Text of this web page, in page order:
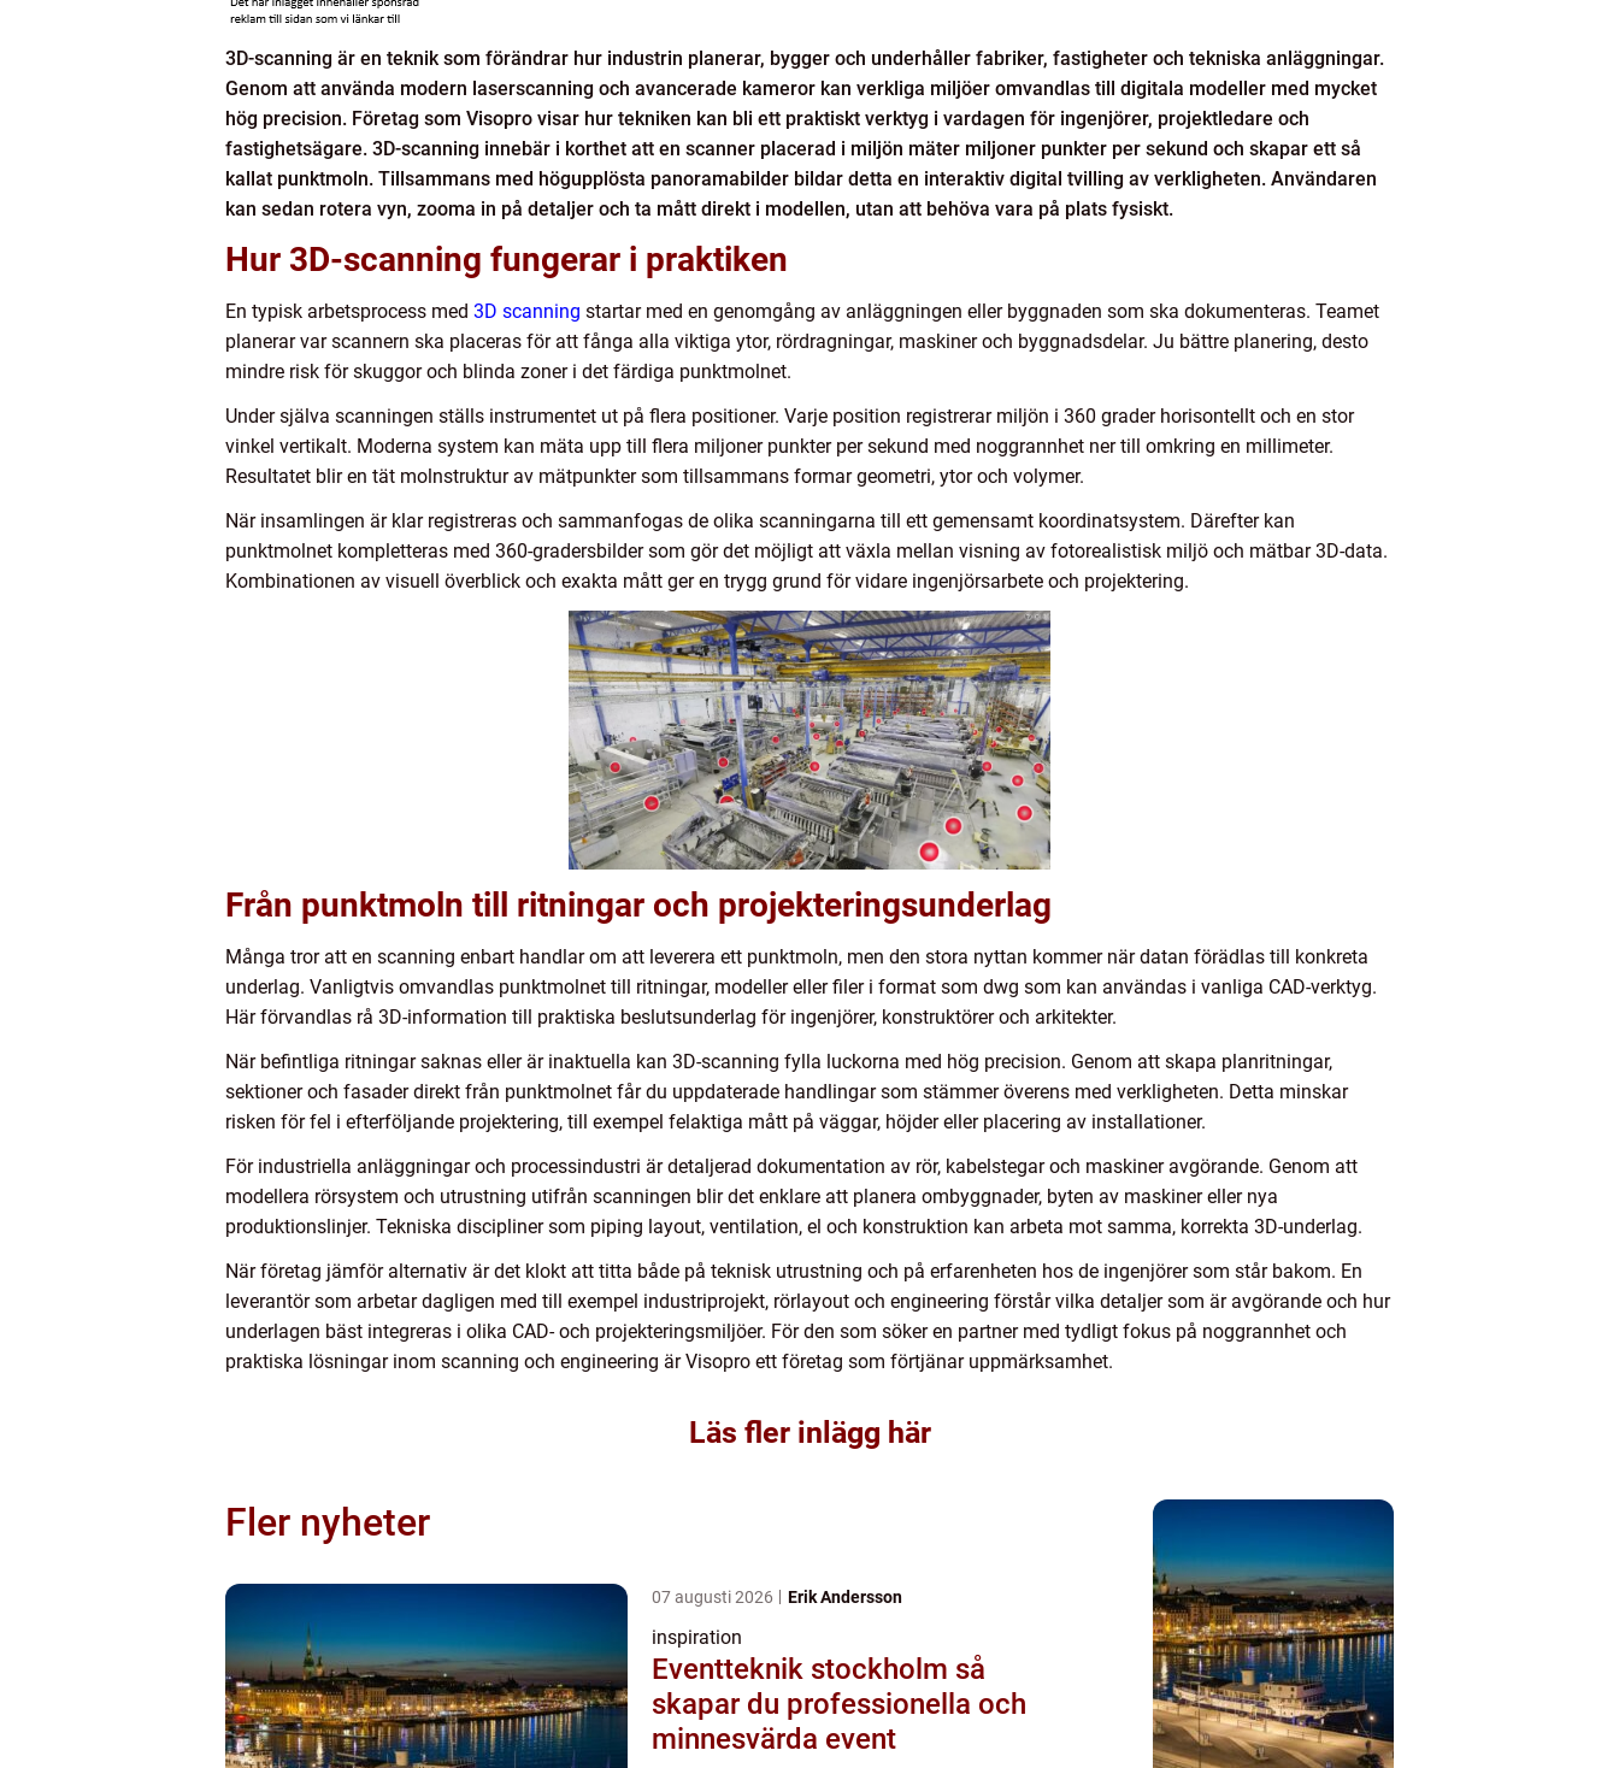
3D-scanning är en teknik som förändrar hur industrin planerar, bygger och underhåller fabriker, fastigheter och tekniska anläggningar.
Genom att använda modern laserscanning och avancerade kameror kan verkliga miljöer omvandlas till digitala modeller med mycket
hög precision. Företag som Visopro visar hur tekniken kan bli ett praktiskt verktyg i vardagen för ingenjörer, projektledare och
fastighetsägare. 3D-scanning innebär i korthet att en scanner placerad i miljön mäter miljoner punkter per sekund och skapar ett så
kallat punktmoln. Tillsammans med högupplösta panoramabilder bildar detta en interaktiv digital tvilling av verkligheten. Användaren
kan sedan rotera vyn, zooma in på detaljer och ta mått direkt i modellen, utan att behöva vara på plats fysiskt.
Hur 3D-scanning fungerar i praktiken
En typisk arbetsprocess med 3D scanning startar med en genomgång av anläggningen eller byggnaden som ska dokumenteras. Teamet
planerar var scannern ska placeras för att fånga alla viktiga ytor, rördragningar, maskiner och byggnadsdelar. Ju bättre planering, desto
mindre risk för skuggor och blinda zoner i det färdiga punktmolnet.
Under själva scanningen ställs instrumentet ut på flera positioner. Varje position registrerar miljön i 360 grader horisontellt och en stor
vinkel vertikalt. Moderna system kan mäta upp till flera miljoner punkter per sekund med noggrannhet ner till omkring en millimeter.
Resultatet blir en tät molnstruktur av mätpunkter som tillsammans formar geometri, ytor och volymer.
När insamlingen är klar registreras och sammanfogas de olika scanningarna till ett gemensamt koordinatsystem. Därefter kan
punktmolnet kompletteras med 360-gradersbilder som gör det möjligt att växla mellan visning av fotorealistisk miljö och mätbar 3D-data.
Kombinationen av visuell överblick och exakta mått ger en trygg grund för vidare ingenjörsarbete och projektering.
Från punktmoln till ritningar och projekteringsunderlag
Många tror att en scanning enbart handlar om att leverera ett punktmoln, men den stora nyttan kommer när datan förädlas till konkreta
underlag. Vanligtvis omvandlas punktmolnet till ritningar, modeller eller filer i format som dwg som kan användas i vanliga CAD-verktyg.
Här förvandlas rå 3D-information till praktiska beslutsunderlag för ingenjörer, konstruktörer och arkitekter.
När befintliga ritningar saknas eller är inaktuella kan 3D-scanning fylla luckorna med hög precision. Genom att skapa planritningar,
sektioner och fasader direkt från punktmolnet får du uppdaterade handlingar som stämmer överens med verkligheten. Detta minskar
risken för fel i efterföljande projektering, till exempel felaktiga mått på väggar, höjder eller placering av installationer.
För industriella anläggningar och processindustri är detaljerad dokumentation av rör, kabelstegar och maskiner avgörande. Genom att
modellera rörsystem och utrustning utifrån scanningen blir det enklare att planera ombyggnader, byten av maskiner eller nya
produktionslinjer. Tekniska discipliner som piping layout, ventilation, el och konstruktion kan arbeta mot samma, korrekta 3D-underlag.
När företag jämför alternativ är det klokt att titta både på teknisk utrustning och på erfarenheten hos de ingenjörer som står bakom. En
leverantör som arbetar dagligen med till exempel industriprojekt, rörlayout och engineering förstår vilka detaljer som är avgörande och hur
underlagen bäst integreras i olika CAD- och projekteringsmiljöer. För den som söker en partner med tydligt fokus på noggrannhet och
praktiska lösningar inom scanning och engineering är Visopro ett företag som förtjänar uppmärksamhet.
Läs fler inlägg här
Fler nyheter
07 augusti 2026 Erik Andersson
inspiration
Eventteknik stockholm så
skapar du professionella och
minnesvärda event